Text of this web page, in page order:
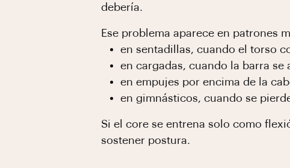
debería.
Ese problema aparece en patrones
en sentadillas, cuando el torso
en cargadas, cuando la barra se
en empujes por encima de la
en gimnásticos, cuando se
Si el core se entrena solo como
sostener postura.